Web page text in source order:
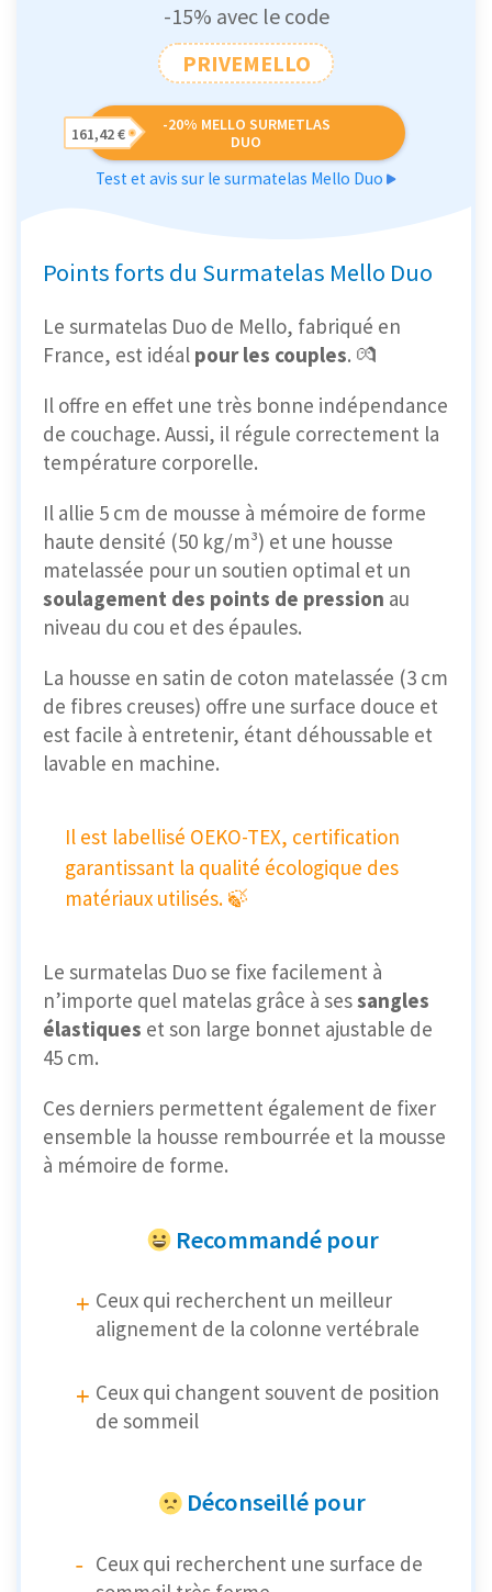
-15% avec le code
PRIVEMELLO
-20% MELLO SURMETLAS
DUO
161,42 €
Test et avis sur le surmatelas Mello Duo
Points forts du Surmatelas Mello Duo
Le surmatelas Duo de Mello, fabriqué en
France, est idéal pour les couples. 💏
Il offre en effet une très bonne indépendance
de couchage. Aussi, il régule correctement la
température corporelle.
Il allie 5 cm de mousse à mémoire de forme
haute densité (50 kg/m³) et une housse
matelassée pour un soutien optimal et un
soulagement des points de pression au
niveau du cou et des épaules.
La housse en satin de coton matelassée (3 cm
de fibres creuses) offre une surface douce et
est facile à entretenir, étant déhoussable et
lavable en machine.
Il est labellisé OEKO-TEX, certification
garantissant la qualité écologique des
matériaux utilisés. 🍃
Le surmatelas Duo se fixe facilement à
n’importe quel matelas grâce à sessangles
élastiques et son large bonnet ajustable de
45 cm.
Ces derniers permettent également de fixer
ensemble la housse rembourrée et la mousse
à mémoire de forme.
Recommandé pour
Ceux qui recherchent un meilleur
alignement de la colonne vertébrale
Ceux qui changent souvent de position
de sommeil
Déconseillé pour
Ceux qui recherchent une surface de